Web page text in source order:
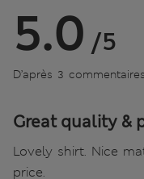
5.0 /5
D’après 3 commentaires
Great quality &
Lovely shirt. Nice
price.